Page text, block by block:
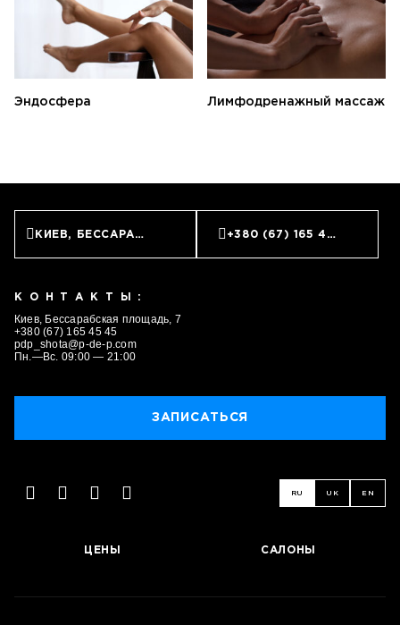
Эндосфера Лимфодренажный массаж
КИЕВ, БЕССАРАБСКАЯ ПЛОЩАДЬ, 7 +380 (67) 165 45 45
КОНТАКТЫ:
Киев, Бессарабская площадь, 7
+380 (67) 165 45 45
pdp_shota@p-de-p.com
Пн.—Вс. 09:00 — 21:00
ЗАПИСАТЬСЯ
RU UK EN
ЦЕНЫ САЛОНЫ